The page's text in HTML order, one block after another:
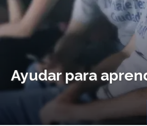
Ayudar para